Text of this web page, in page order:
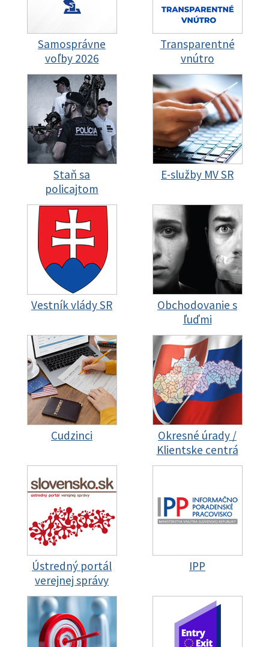
Samosprávne
voľby 2026
Transparentné
vnútro
Staň sa
policajtom
E-služby MV SR
Vestník vlády SR
Obchodovanie s
ľuďmi
Cudzinci
Okresné úrady /
Klientske centrá
Ústredný portál
verejnej správy
IPP